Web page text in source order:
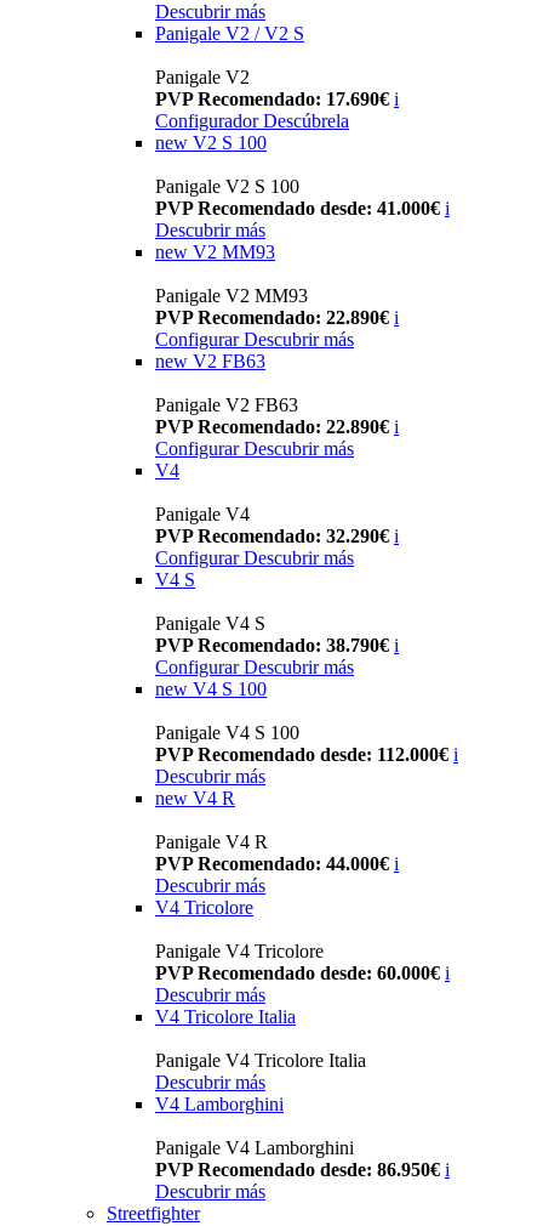
Descubrir más
Panigale V2 / V2 S
Panigale V2
PVP Recomendado: 17.690€ i
Configurador Descúbrela
new V2 S 100
Panigale V2 S 100
PVP Recomendado desde: 41.000€ i
Descubrir más
new V2 MM93
Panigale V2 MM93
PVP Recomendado: 22.890€ i
Configurar Descubrir más
new V2 FB63
Panigale V2 FB63
PVP Recomendado: 22.890€ i
Configurar Descubrir más
V4
Panigale V4
PVP Recomendado: 32.290€ i
Configurar Descubrir más
V4 S
Panigale V4 S
PVP Recomendado: 38.790€ i
Configurar Descubrir más
new V4 S 100
Panigale V4 S 100
PVP Recomendado desde: 112.000€ i
Descubrir más
new V4 R
Panigale V4 R
PVP Recomendado: 44.000€ i
Descubrir más
V4 Tricolore
Panigale V4 Tricolore
PVP Recomendado desde: 60.000€ i
Descubrir más
V4 Tricolore Italia
Panigale V4 Tricolore Italia
Descubrir más
V4 Lamborghini
Panigale V4 Lamborghini
PVP Recomendado desde: 86.950€ i
Descubrir más
Streetfighter